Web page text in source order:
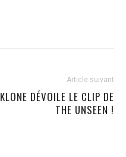
Article suivant
KLONE DÉVOILE LE CLIP DE
THE UNSEEN !